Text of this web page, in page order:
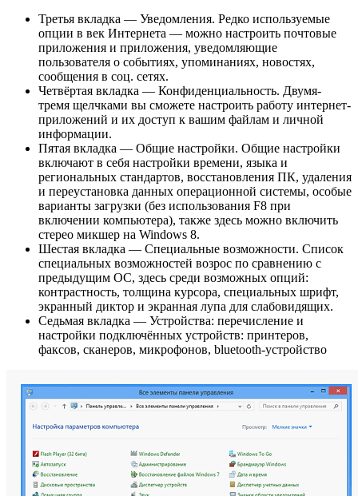
Третья вкладка — Уведомления. Редко используемые
опции в век Интернета — можно настроить почтовые
приложения и приложения, уведомляющие
пользователя о событиях, упоминаниях, новостях,
сообщения в соц. сетях.
Четвёртая вкладка — Конфиденциальность. Двумя-
тремя щелчками вы сможете настроить работу интернет-
приложений и их доступ к вашим файлам и личной
информации.
Пятая вкладка — Общие настройки. Общие настройки
включают в себя настройки времени, языка и
региональных стандартов, восстановления ПК, удаления
и переустановка данных операционной системы, особые
варианты загрузки (без использования F8 при
включении компьютера), также здесь можно включить
стерео микшер на Windows 8.
Шестая вкладка — Специальные возможности. Список
специальных возможностей возрос по сравнению с
предыдущим ОС, здесь среди возможных опций:
контрастность, толщина курсора, специальных шрифт,
экранный диктор и экранная лупа для слабовидящих.
Седьмая вкладка — Устройства: перечисление и
настройки подключённых устройств: принтеров,
факсов, сканеров, микрофонов, bluetooth-устройство